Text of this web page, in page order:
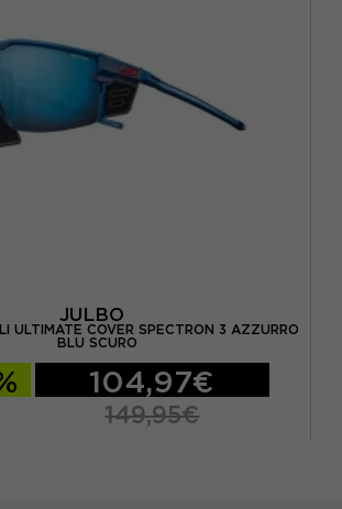
JULBO
ULTIMATE COVER SPECTRON 3 AZZURRO
BLU SCURO
104,97€
149,95€